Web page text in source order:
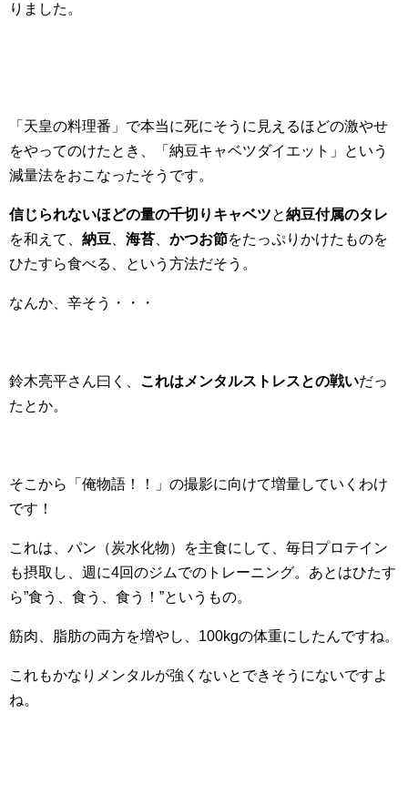
りました。
「天皇の料理番」で本当に死にそうに見えるほどの激やせ
をやってのけたとき、「納豆キャベツダイエット」という
減量法をおこなったそうです。
信じられないほどの量の千切りキャベツと納豆付属のタレ
を和えて、 納豆 海苔 かつお節をたっぷりかけたものを
ひたすら食べる、という方法だそう。
なんか、辛そう・・・
鈴木亮平さん曰く、 これはメンタルストレスとの戦いだっ
たとか。
そこから「俺物語！！」の撮影に向けて増量していくわけ
です！
これは、パン（炭水化物）を主食にして、毎日プロテイン
も摂取し、週に4回のジムでのトレーニング。あとはひたす
ら”食う、食う、食う！”というもの。
筋肉、脂肪の両方を増やし、100kgの体重にしたんですね。
これもかなりメンタルが強くないとできそうにないですよ
ね。